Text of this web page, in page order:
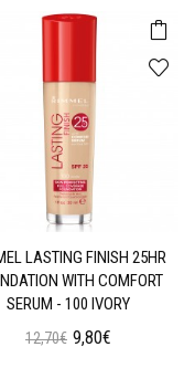
LASTING FINISH 25HR
WITH COMFORT
SERUM - 100 IVORY
12,70€ 9,80€